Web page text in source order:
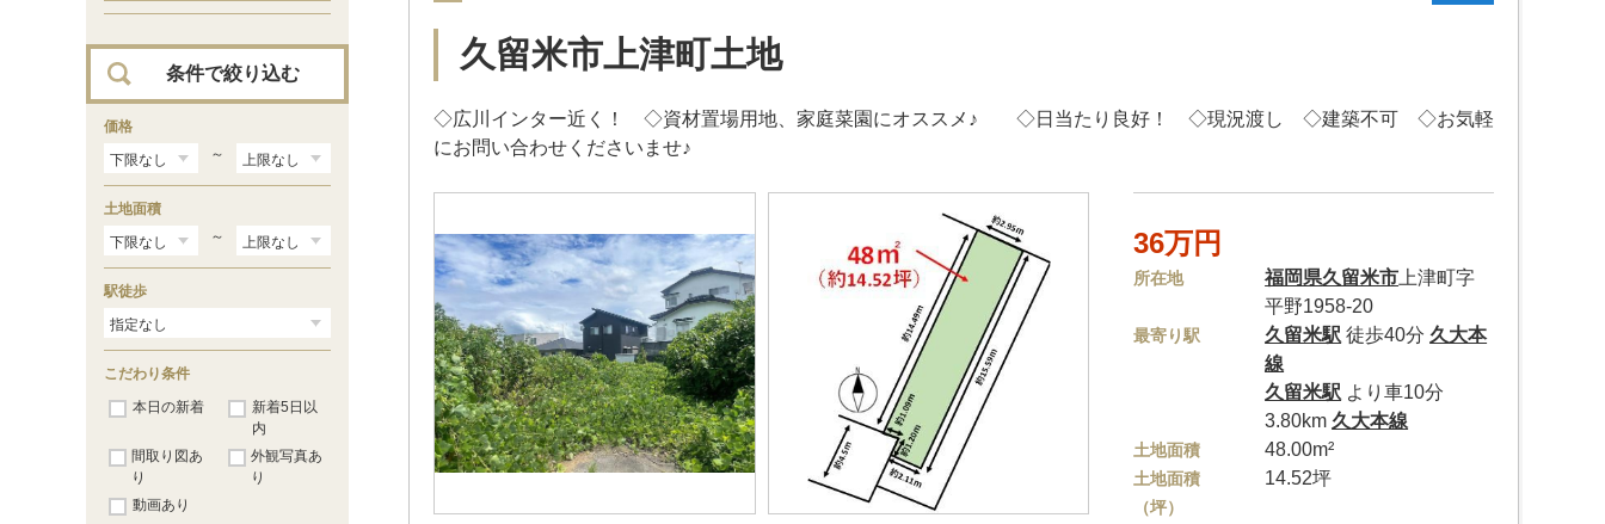
久留米市上津町土地
◇広川インター近く！ ◇資材置場用地、家庭菜園にオススメ♪ ◇日当たり良好！ ◇現況渡し ◇建築不可 ◇お気軽
にお問い合わせくださいませ♪
36万円
所在地 福岡県久留米市 上津町字
平野1958-20
最寄り駅 久留米駅 徒歩40分久大本
線
久留米駅 より車10分
3.80km久大本線
土地面積 48.00m²
土地面積
（坪）
14.52坪
条件で絞り込む
価格
～
土地面積
～
駅徒歩
こだわり条件
本日の新着
新着5日以
内
間取り図あ
り
外観写真あ
り
動画あり